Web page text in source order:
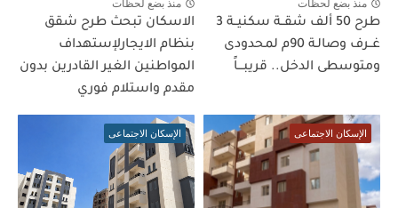
منذ بضع لحظات
طرح 50 ألف شقــة سكنيــة 3
غــرف وصالـة 90م لمحدودى
ومتوسطى الدخل.. قريبـــاً
منذ بضع لحظات
الاسكان تبحث طرح شقق
بنظام الايجارلإستهداف
المواطنين الغير القادرين بدون
مقدم واستلام فوري
الإسكان الاجتماعى الإسكان الاجتماعى